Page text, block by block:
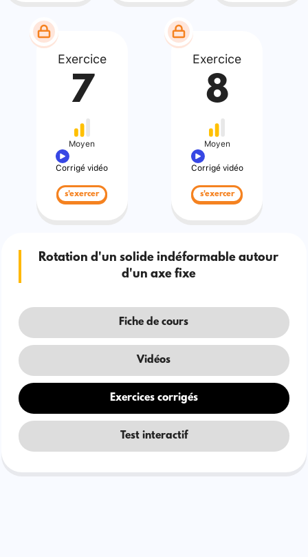
Exercice
7
Moyen
Corrigé vidéo
s'exercer
Exercice
8
Moyen
Corrigé vidéo
s'exercer
Rotation d'un solide indéformable autour
d'un axe fixe
Fiche de cours
Vidéos
Exercices corrigés
Test interactif